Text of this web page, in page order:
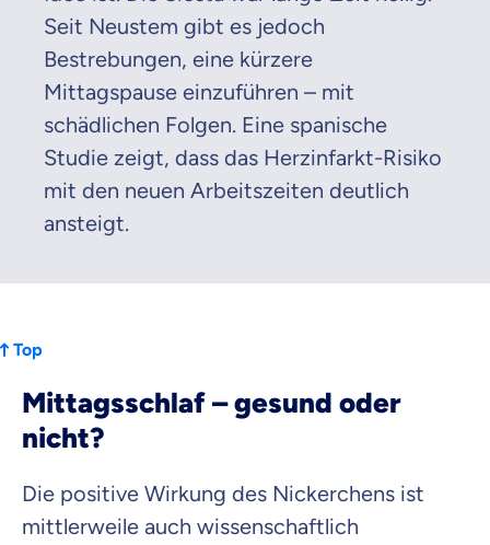
Seit Neustem gibt es jedoch
Bestrebungen, eine kürzere
Mittagspause einzuführen – mit
schädlichen Folgen. Eine spanische
Studie zeigt, dass das Herzinfarkt-Risiko
mit den neuen Arbeitszeiten deutlich
ansteigt.
Top
Mittagsschlaf – gesund oder
nicht?
Die positive Wirkung des Nickerchens ist
mittlerweile auch wissenschaftlich